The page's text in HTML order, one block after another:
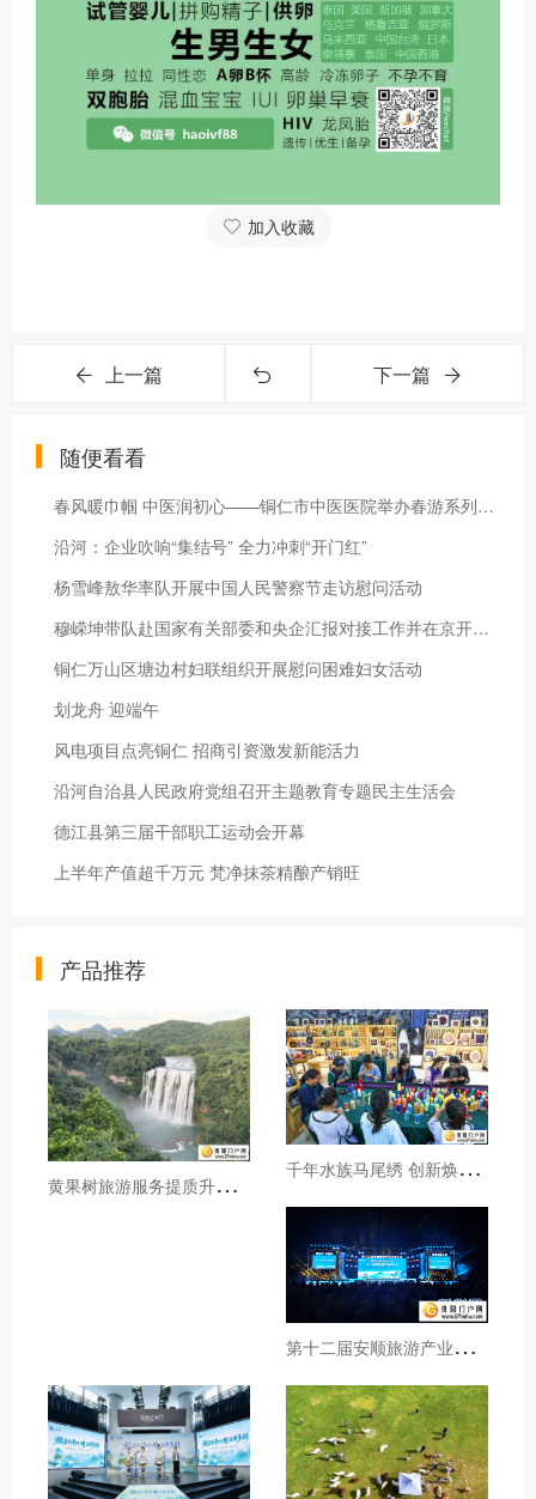
加入收藏
上一篇 下一篇
随便看看
春风暖巾帼 中医润初心——铜仁市中医医院举办春游系列活动
沿河：企业吹响“集结号” 全力冲刺“开门红”
杨雪峰敖华率队开展中国人民警察节走访慰问活动
穆嵘坤带队赴国家有关部委和央企汇报对接工作并在京开展招商考察
铜仁万山区塘边村妇联组织开展慰问困难妇女活动
划龙舟 迎端午
风电项目点亮铜仁 招商引资激发新能活力
沿河自治县人民政府党组召开主题教育专题民主生活会
德江县第三届干部职工运动会开幕
上半年产值超千万元 梵净抹茶精酿产销旺
产品推荐
黄
果树旅游服务提质升级暖心护航游客行程 千
年水族马尾绣 创新焕发新生机
第
十二届安顺旅游产业发展大会开幕